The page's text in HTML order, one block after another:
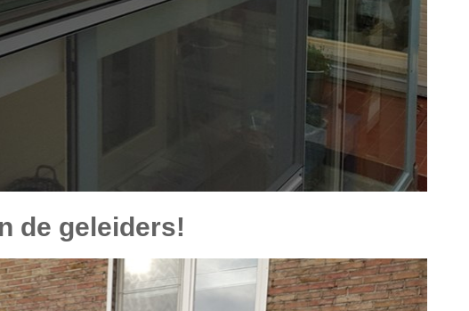
de geleiders!